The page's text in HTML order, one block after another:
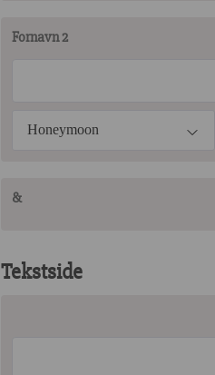
Fornavn 2
Honeymoon
&
Tekstside